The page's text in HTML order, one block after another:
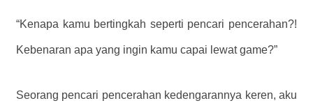
“Kenapa kamu bertingkah seperti pencari pencerahan?!
Kebenaran apa yang ingin kamu capai lewat game?”
Seorang pencari pencerahan kedengarannya keren, aku